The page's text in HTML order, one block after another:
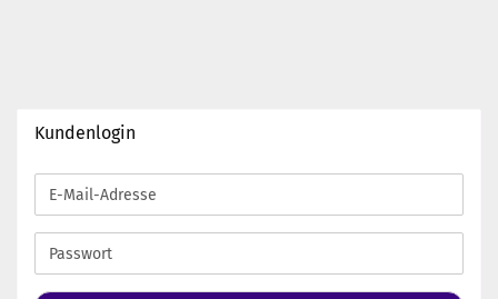
Kundenlogin
E-
Mail-
Adresse
Passwort